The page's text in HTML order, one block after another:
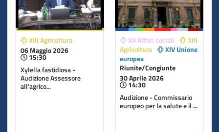
XIII Agricoltura
06 Maggio 2026
15:30
Xylella fastidiosa -
Audizione Assessore
all'agrico...
XII Affari sociali
XIII
Agricoltura
XIV Unione
europea
Riunite/Congiunte
30 Aprile 2026
14:30
Audizione - Commissario
europeo per la salute e il ...